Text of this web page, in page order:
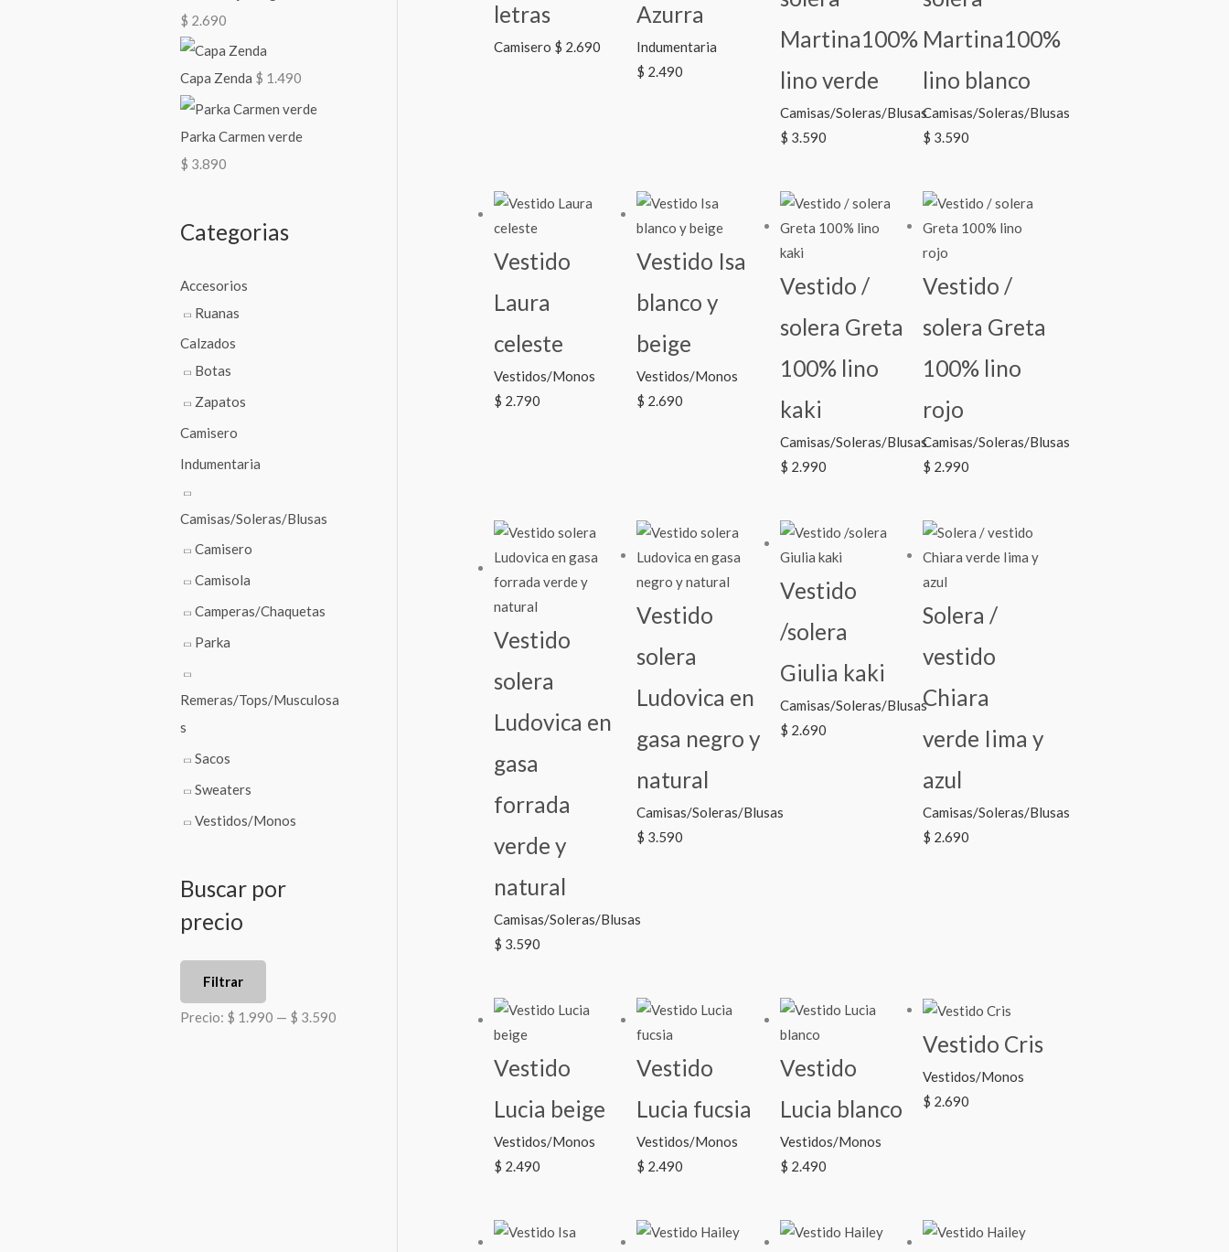
$ 2.690
Capa Zenda $ 1.490
Parka Carmen verde
$ 3.890
Categorias
Accesorios
Ruanas
Calzados
Botas
Zapatos
Camisero
Indumentaria
Camisas/Soleras/Blusas
Camisero
Camisola
Camperas/Chaquetas
Parka
Remeras/Tops/Musculosa
s
Sacos
Sweaters
Vestidos/Monos
Buscar por
precio
m
o
m
o
Filtrar
Precio: $ 1.990 — $ 3.590
letras
Camisero $ 2.690
Azurra
Indumentaria
$ 2.490
Martina100%
lino verde
Camisas/Soleras/Blusas
$ 3.590
Martina100%
lino blanco
Camisas/Soleras/Blusas
$ 3.590
Vestido
Laura
celeste
Vestidos/Monos
$ 2.790
Vestido Isa
blanco y
beige
Vestidos/Monos
$ 2.690
Vestido /
solera Greta
100% lino
kaki
Camisas/Soleras/Blusas
$ 2.990
Vestido /
solera Greta
100% lino
rojo
Camisas/Soleras/Blusas
$ 2.990
Vestido
solera
Ludovica en
gasa
forrada
verde y
natural
Camisas/Soleras/Blusas
$ 3.590
Vestido
solera
Ludovica en
gasa negro y
natural
Camisas/Soleras/Blusas
$ 3.590
Vestido
/solera
Giulia kaki
Camisas/Soleras/Blusas
$ 2.690
Solera /
vestido
Chiara
verde Iima y
azul
Camisas/Soleras/Blusas
$ 2.690
Vestido
Lucia beige
Vestidos/Monos
$ 2.490
Vestido
Lucia fucsia
Vestidos/Monos
$ 2.490
Vestido
Lucia blanco
Vestidos/Monos
$ 2.490
Vestido Cris
Vestidos/Monos
$ 2.690